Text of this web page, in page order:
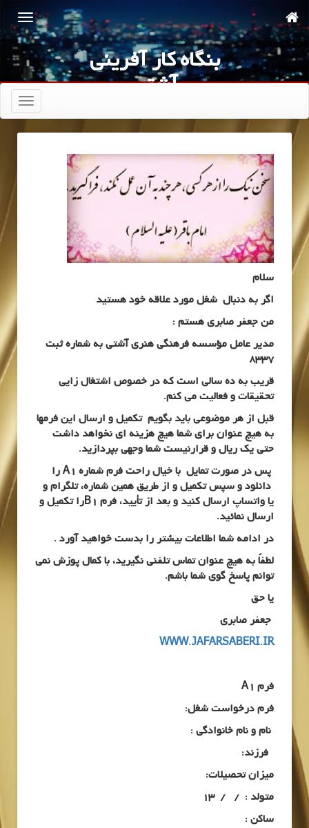
بنگاه کار آفرینی
آشتی
ناوبری
سلام
اگر به دنبال شغل مورد علاقه خود هستید
من جعفر صابری هستم :
مدیر عامل مؤسسه فرهنگی هنری آشتی به شماره ثبت
8337
قریب به ده سالی است که در خصوص اشتغال زایی
تحقیقات و فعالیت می کنم.
قبل از هر موضوعی باید بگویم تکمیل و ارسال این فرمها
به هیچ عنوان برای شما هیچ هزینه ای نخواهد داشت
حتی یک ریال و قرارنیست شما وجهی بپردازید.
پس در صورت تمایل با خیال راحت فرم شماره A1را
دانلود و سپس تکمیل و از طریق همین شماره، تلگرام و
یا واتساپ ارسال کنید و بعد از تأیید، فرم B1را تکمیل و
ارسال نمائید.
در ادامه شما اطلاعات بیشتر را بدست خواهید آورد .
لطفاً به هیچ عنوان تماس تلفنی نگیرید، با کمال پوزش نمی
توانم پاسخ گوی شما باشم.
یا حق
جعفر صابری
WWW.JAFARSABERI.IR
فرم A1
فرم درخواست شغل:
نام و نام خانوادگی :
فرزند:
میزان تحصیلات:
متولد : / / 13
ساکن :